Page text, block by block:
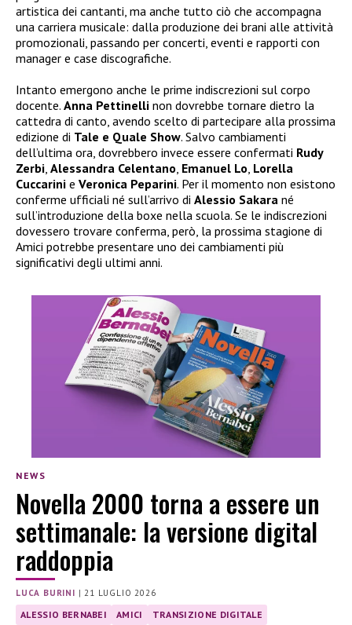
artistica dei cantanti, ma anche tutto ciò che accompagna
una carriera musicale: dalla produzione dei brani alle attività
promozionali, passando per concerti, eventi e rapporti con
manager e case discografiche.
Intanto emergono anche le prime indiscrezioni sul corpo
docente. Anna Pettinelli non dovrebbe tornare dietro la
cattedra di canto, avendo scelto di partecipare alla prossima
edizione di Tale e Quale Show. Salvo cambiamenti
dell’ultima ora, dovrebbero invece essere confermati Rudy
Zerbi Alessandra Celentano Emanuel Lo Lorella
Cuccarini e Veronica Peparini. Per il momento non esistono
conferme ufficiali né sull’arrivo di Alessio Sakara né
sull’introduzione della boxe nella scuola. Se le indiscrezioni
dovessero trovare conferma, però, la prossima stagione di
Amici potrebbe presentare uno dei cambiamenti più
significativi degli ultimi anni.
NEWS
Novella 2000 torna a essere un
settimanale: la versione digital
raddoppia
LUCA BURINI |21 LUGLIO 2026
ALESSIO BERNABEI AMICI TRANSIZIONE DIGITALE